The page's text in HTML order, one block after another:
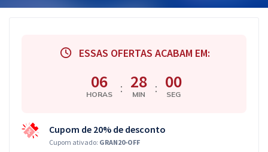
ESSAS OFERTAS ACABAM EM:
06
HORAS : 27
MIN : 59
SEG
Cupom de 20% de desconto
Cupom ativado: GRAN20-OFF